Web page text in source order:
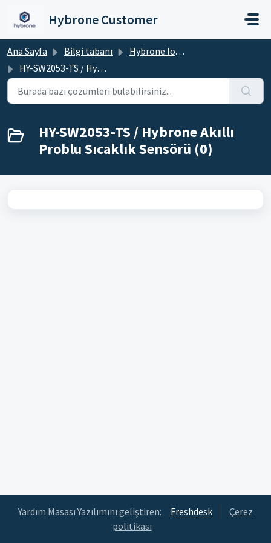
Hybrone Customer
Ana Sayfa Bilgi tabanı
Hybrone IoT Cihazlar
HY-SW2053-TS / Hybrone Akıllı Problu Sıcaklık Sensörü
HY-SW2053-TS / Hybrone Akıllı
Problu Sıcaklık Sensörü (0)
Yardım Masası Yazılımını geliştiren: Freshdesk
Çerez
politikası